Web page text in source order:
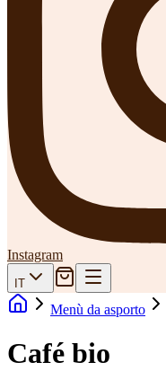
Instagram
IT
Menù da asporto
Café bio